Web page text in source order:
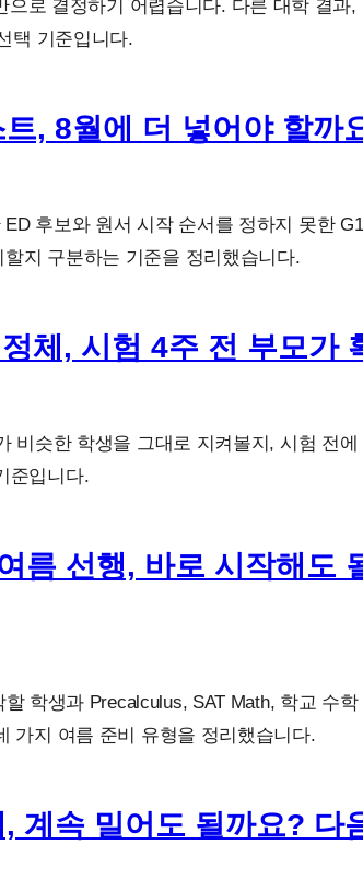
으로 결정하기 어렵습니다. 다른 대학 결과
택 기준입니다.
, 8월에 더 넣어야 할까
후보와 원서 시작 순서를 정하지 못한
지 구분하는 기준을 정리했습니다.
체, 시험 4주 전 부모가
비슷한 학생을 그대로 지켜볼지, 시험 전
준입니다.
름 선행, 바로 시작해도
학생과 Precalculus, SAT Math, 학교 수
가지 여름 준비 유형을 정리했습니다.
계속 밀어도 될까요? 다